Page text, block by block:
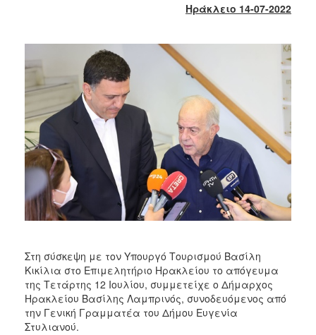
2011
2010
ΤΟΠΟΣ
ΠΟΛΙΤΙΣΜΟΣ
ΑΝΘΕΚΤΙΚΗ
ΠΟΛΗ
Ηράκλειο 14-07-2022
Στη σύσκεψη με τον Υπουργό Τουρισμού Βασίλη
Κικίλια στο Επιμελητήριο Ηρακλείου το απόγευμα
της Τετάρτης 12 Ιουλίου, συμμετείχε ο Δήμαρχος
Ηρακλείου Βασίλης Λαμπρινός, συνοδευόμενος από
την Γενική Γραμματέα του Δήμου Ευγενία
Στυλιανού.